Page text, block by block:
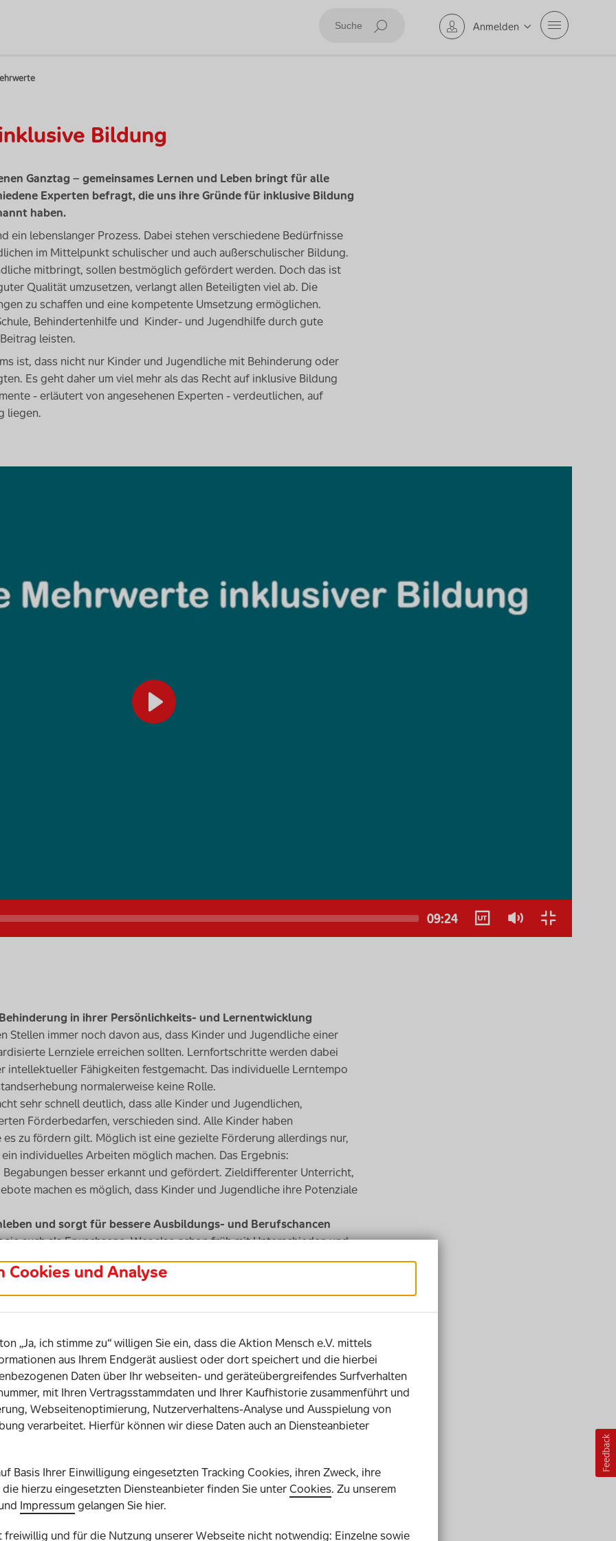
Anmelden Mobile
Bildung
Ganztag – gemeinsames Lernen und Leben bringt für alle
Experten befragt, die uns ihre Gründe für inklusive Bildung
haben.
ein lebenslanger Prozess. Dabei stehen verschiedene Bedürfnisse
im Mittelpunkt schulischer und auch außerschulischer Bildung.
mitbringt, sollen bestmöglich gefördert werden. Doch das ist
Qualität umzusetzen, verlangt allen Beteiligten viel ab. Die
zu schaffen und eine kompetente Umsetzung ermöglichen.
Behindertenhilfe und Kinder- und Jugendhilfe durch gute
leisten.
ist, dass nicht nur Kinder und Jugendliche mit Behinderung oder
Es geht daher um viel mehr als das Recht auf inklusive Bildung
- erläutert von angesehenen Experten - verdeutlichen, auf
liegen.
09:24
in ihrer Persönlichkeits- und Lernentwicklung
Stellen immer noch davon aus, dass Kinder und Jugendliche einer
Lernziele erreichen sollten. Lernfortschritte werden dabei
intellektueller Fähigkeiten festgemacht. Das individuelle Lerntempo
normalerweise keine Rolle.
sehr schnell deutlich, dass alle Kinder und Jugendlichen,
Förderbedarfen, verschieden sind. Alle Kinder haben
zu fördern gilt. Möglich ist eine gezielte Förderung allerdings nur,
individuelles Arbeiten möglich machen. Das Ergebnis:
besser erkannt und gefördert. Zieldifferenter Unterricht,
machen es möglich, dass Kinder und Jugendliche ihre Potenziale
und sorgt für bessere Ausbildungs- und Berufschancen
auch als Erwachsene. Wer also schon früh mit Unterschieden und
als ganz selbstverständlich. Auch im Erwachsenenleben
zu schauen als vielmehr auf Gemeinsamkeiten und Potenziale. In
eine große Rolle. Menschen mit Inklusionserfahrung
Arbeitsmarkt und die Zusammenarbeit in heterogenen Teams
eine inklusive Schullaufbahn eindeutig bessere Chancen auf dem
häufig zu besseren Bildungsabschlüssen. Das macht eine
durch Transferleistungen überflüssig. Inklusive Bildung
auf ein selbstbestimmtes Leben.
und Barrieren in den Köpfen entstehen gar nicht erst
und Vielfalt umzugehen, macht sie das stark für die Zukunft.
klein auf gelernt und gelebt werden, entstehen Barrieren im
Umgang mit Vielfalt trägt wesentlich zur Wertebildung bei und
dies echte Kernkompetenzen. Kinder und Jugendliche, die durch
unterschiedlichen Menschen umzugehen, sind besser auf die
vorbereitet.
Cookies und Analyse
„Ja, ich stimme zu“ willigen Sie ein, dass die Aktion Mensch e.V. mittels
aus Ihrem Endgerät ausliest oder dort speichert und die hierbei
Daten über Ihr webseiten- und geräteübergreifendes Surfverhalten
mit Ihren Vertragsstammdaten und Ihrer Kaufhistorie zusammenführt und
Webseitenoptimierung, Nutzerverhaltens-Analyse und Ausspielung von
verarbeitet. Hierfür können wir diese Daten auch an Diensteanbieter
Basis Ihrer Einwilligung eingesetzten Tracking Cookies, ihren Zweck, ihre
hierzu eingesetzten Diensteanbieter finden Sie unterCookies. Zu unserem
Impressumgelangen Sie hier.
freiwillig und für die Nutzung unserer Webseite nicht notwendig: Einzelne sowie